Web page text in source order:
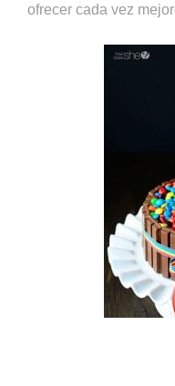
ofrecer cada vez